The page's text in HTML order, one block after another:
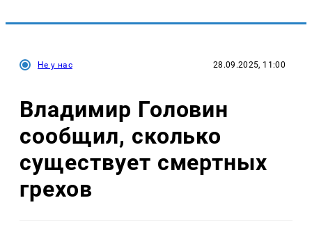
Не у нас 28.09.2025, 11:00
Владимир Головин
сообщил, сколько
существует смертных
грехов